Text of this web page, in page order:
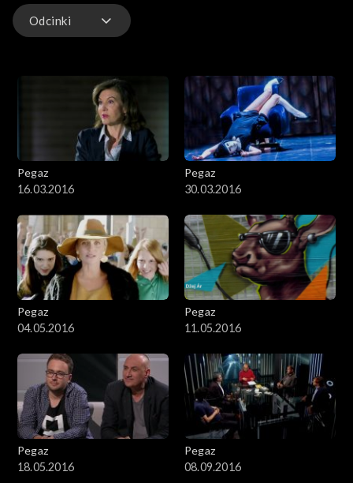
Odcinki
Pegaz
16.03.2016
Pegaz
30.03.2016
Pegaz
04.05.2016
Pegaz
11.05.2016
Pegaz
18.05.2016
Pegaz
08.09.2016